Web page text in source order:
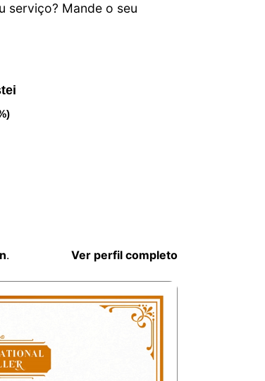
serviço? Mande o seu
. Ver perfil completo